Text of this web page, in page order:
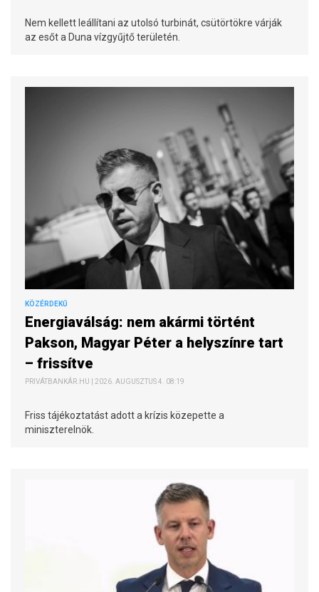
Nem kellett leállítani az utolsó turbinát, csütörtökre várják
az esőt a Duna vízgyűjtő területén.
KÖZÉRDEKŰ
Energiaválság: nem akármi történt
Pakson, Magyar Péter a helyszínre tart
– frissítve
PRIVÁTBANKÁR.HU | 2026. AUGUSZTUS 4. 08:19
Friss tájékoztatást adott a krízis közepette a
miniszterelnök.